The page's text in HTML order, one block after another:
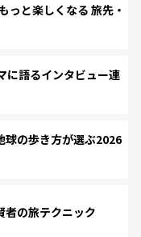
と楽しくなる 旅先・
に語るインタビュー連
球の歩き方が選ぶ2026
者の旅テクニック